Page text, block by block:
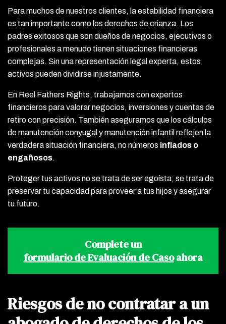
Para muchos de nuestros clientes, la estabilidad financiera
es tan importante como los derechos de crianza. Los
padres exitosos que son dueños de negocios, ejecutivos o
profesionales a menudo tienen situaciones financieras
complejas. Sin una representación legal experta, estos
activos pueden dividirse injustamente.
En Reel Fathers Rights, trabajamos con expertos
financieros para valorar negocios, inversiones y cuentas de
retiro con precisión. También aseguramos que los cálculos
de manutención conyugal y manutención infantil reflejen la
verdadera situación financiera, no números inflados o
engañosos.
Proteger tus activos no se trata de ser egoísta; se trata de
preservar tu capacidad para proveer a tus hijos y asegurar
tu futuro.
Complete un
formulario de Evaluación de Casoahora
Riesgos de no contratar a un